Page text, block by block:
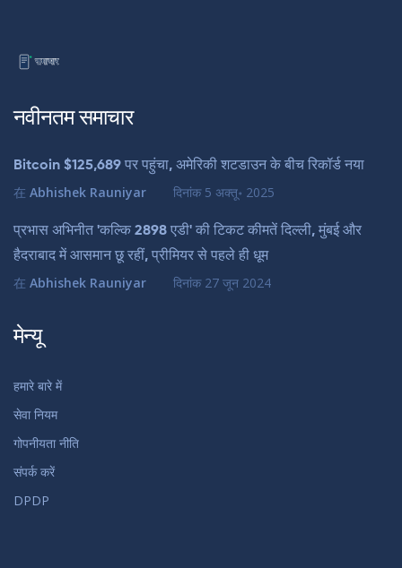
नवीनतम समाचार
Bitcoin $125,689 पर पहुंचा, अमेरिकी शटडाउन के बीच रिकॉर्ड नया
在 Abhishek Rauniyar दिनांक 5 अक्तू॰ 2025
प्रभास अभिनीत 'कल्कि 2898 एडी' की टिकट कीमतें दिल्ली, मुंबई और
हैदराबाद में आसमान छू रहीं, प्रीमियर से पहले ही धूम
在 Abhishek Rauniyar दिनांक 27 जून 2024
मेन्यू
हमारे बारे में
सेवा नियम
गोपनीयता नीति
संपर्क करें
DPDP